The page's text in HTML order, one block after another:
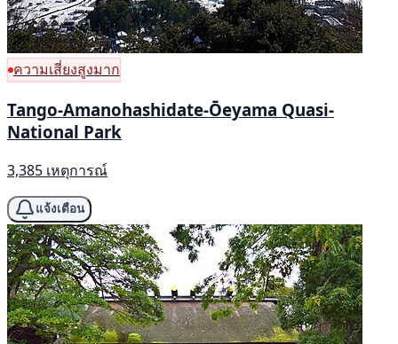
ความเสี่ยงสูงมาก
Tango-Amanohashidate-Ōeyama Quasi-
National Park
3,385 เหตุการณ์
แจ้งเตือน